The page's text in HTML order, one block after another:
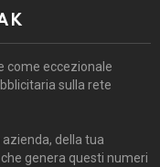
come eccezionale
sulla rete
della tua
genera questi numeri